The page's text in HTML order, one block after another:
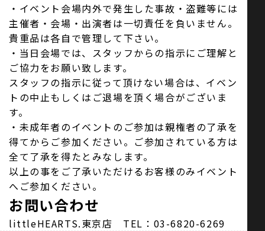
・イベント会場内外で発生した事故・盗難等には
主催者・会場・出演者は一切責任を負いません。
貴重品は各自で管理して下さい。
・当日会場では、スタッフからの指示にご理解と
ご協力をお願い致します。
スタッフの指示に従って頂けない場合は、イベン
トの中止もしくはご退場を頂く場合がございま
す。
・未成年者のイベントのご参加は親権者の了承を
得てからご参加ください。ご参加されている方は
全て了承を得たとみなします。
以上の事をご了承いただけるお客様のみイベント
へご参加ください。
お問い合わせ
littleHEARTS.東京店 TEL：03-6820-6269